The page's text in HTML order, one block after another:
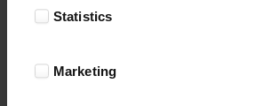
Statistics
Marketing
Najbardziej pomocne oceny, które